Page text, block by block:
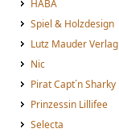
HABA
Spiel & Holzdesign
Lutz Mauder Verlag
Nic
Pirat Capt´n Sharky
Prinzessin Lillifee
Selecta